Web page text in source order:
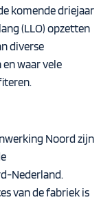
komende driejaar
(LLO) opzetten
diverse
waar vele
Noord zijn
Nederland.
van de fabriek is